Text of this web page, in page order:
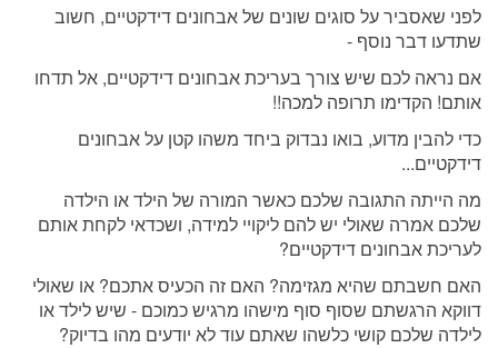
לפני שאסביר על סוגים שונים של אבחונים דידקטיים, חשוב
שתדעו דבר נוסף -
אם נראה לכם שיש צורך בעריכת אבחונים דידקטיים, אל תדחו
אותם! הקדימו תרופה למכה!!
כדי להבין מדוע, בואו נבדוק ביחד משהו קטן על אבחונים
דידקטיים...
מה הייתה התגובה שלכם כאשר המורה של הילד או הילדה
שלכם אמרה שאולי יש להם ליקויי למידה, ושכדאי לקחת אותם
לעריכת אבחונים דידקטיים?
האם חשבתם שהיא מגזימה? האם זה הכעיס אתכם? או שאולי
דווקא הרגשתם שסוף סוף מישהו מרגיש כמוכם - שיש לילד או
לילדה שלכם קושי כלשהו שאתם עוד לא יודעים מהו בדיוק?